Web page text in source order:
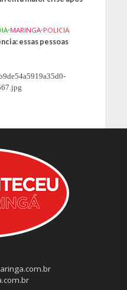
•MARINGA•POLICIA
essas pessoas